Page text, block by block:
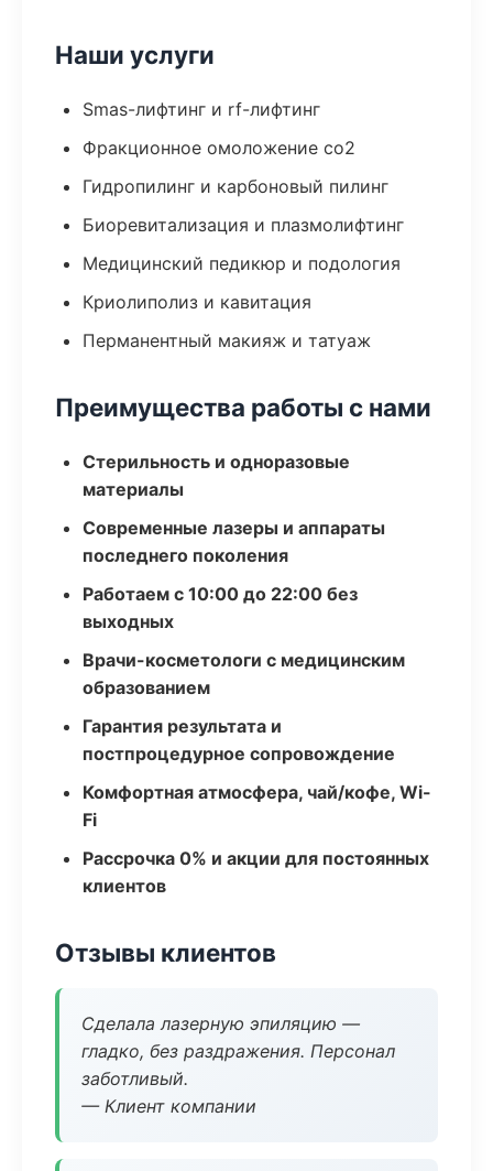
Наши услуги
Smas-лифтинг и rf-лифтинг
Фракционное омоложение co2
Гидропилинг и карбоновый пилинг
Биоревитализация и плазмолифтинг
Медицинский педикюр и подология
Криолиполиз и кавитация
Перманентный макияж и татуаж
Преимущества работы с нами
Стерильность и одноразовые
материалы
Современные лазеры и аппараты
последнего поколения
Работаем с 10:00 до 22:00 без
выходных
Врачи-косметологи с медицинским
образованием
Гарантия результата и
постпроцедурное сопровождение
Комфортная атмосфера, чай/кофе, Wi-
Fi
Рассрочка 0% и акции для постоянных
клиентов
Отзывы клиентов
Сделала лазерную эпиляцию —
гладко, без раздражения. Персонал
заботливый.
— Клиент компании